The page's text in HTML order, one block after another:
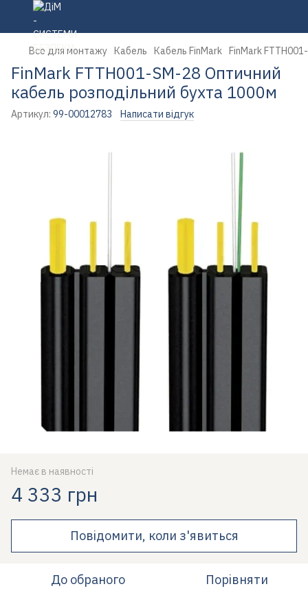
Все для монтажу Кабель Кабель FinMark FinMark
FinMark FTTH001-SM-28 Оптичний
кабель розподільний бухта 1000м
Артикул: 99-00012783 Написати відгук
Немає в наявності
4 333 грн
Повідомити, коли з'явиться
До обраного Порівняти